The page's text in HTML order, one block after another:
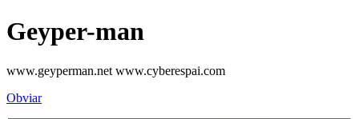
Geyper-man
www.geyperman.net www.cyberespai.com
Obviar